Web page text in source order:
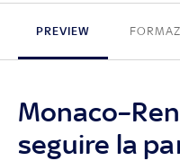
PREVIEW
seguire la